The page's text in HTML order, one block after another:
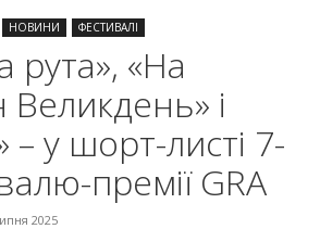
НОВИНИ ФЕСТИВАЛІ
рута», «На
Великдень» і
– у шорт-листі 7-
премії GRA
2025